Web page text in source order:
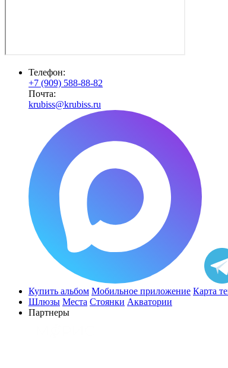
Телефон:
+7 (909) 588-88-82
Почта:
krubiss@krubiss.ru
Купить альбом Мобильное приложение Карта
Шлюзы Места Стоянки Акватории
Партнеры